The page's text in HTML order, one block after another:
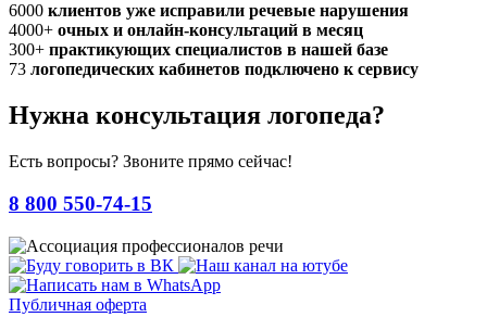
6000 клиентов уже исправили речевые нарушения
4000+ очных и онлайн-консультаций в месяц
300+ практикующих специалистов в нашей базе
73 логопедических кабинетов подключено к сервису
Нужна консультация логопеда?
Есть вопросы? Звоните прямо сейчас!
8 800 550-74-15
Публичная оферта